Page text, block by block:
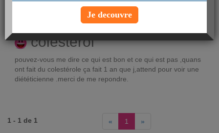
posté parpierreangele 13-03-2011 à 03:01
Voir le profil
colesterol
pouvez-vous me dire ce qui est bon et ce qui est pas ,quans
ont fait du colestérole ça fait 1 an que j,attend pour voir une
diététicienne .merci de me repondre.
1 - 1 de 1 « 1 »
Je decouvre